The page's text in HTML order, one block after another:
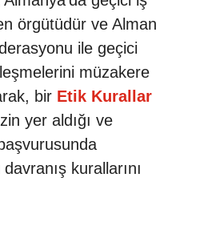
örgütüdür ve Alman
ile geçici
müzakere
bir Etik Kurallar
yer aldığı ve
kurallarını